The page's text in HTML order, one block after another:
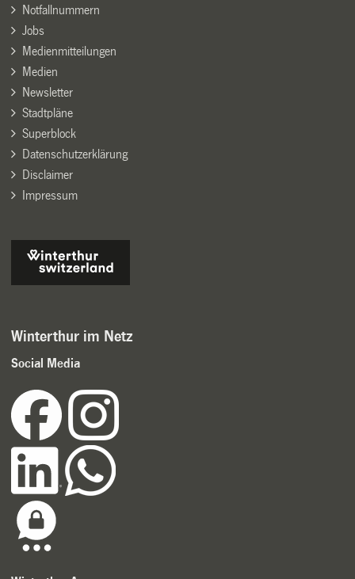
Notfallnummern
Jobs
Medienmitteilungen
Medien
Newsletter
Stadtpläne
Superblock
Datenschutzerklärung
Disclaimer
Impressum
Winterthur im Netz
Social Media